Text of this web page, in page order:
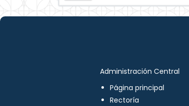
Administración Central
Página principal
Rectoría